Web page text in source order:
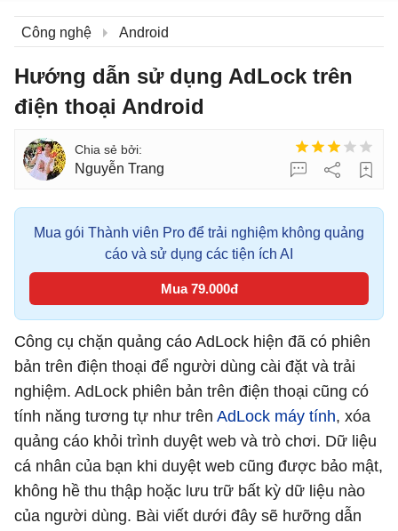
Công nghệ Android
Hướng dẫn sử dụng AdLock trên
điện thoại Android
Nguyễn Trang
Mua gói Thành viên Pro để trải nghiệm không quảng
cáo và sử dụng các tiện ích AI
Mua 79.000đ
Công cụ chặn quảng cáo AdLock hiện đã có phiên
bản trên điện thoại để người dùng cài đặt và trải
nghiệm. AdLock phiên bản trên điện thoại cũng có
tính năng tương tự như trên AdLock máy tính, xóa
quảng cáo khỏi trình duyệt web và trò chơi. Dữ liệu
cá nhân của bạn khi duyệt web cũng được bảo mật,
không hề thu thập hoặc lưu trữ bất kỳ dữ liệu nào
của người dùng. Bài viết dưới đây sẽ hưỡng dẫn